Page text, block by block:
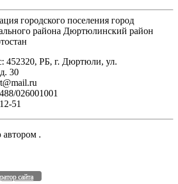
городского поселения город
района Дюртюлинский район
452320, РБ, г. Дюртюли, ул.
30
026001001
51
автором .
сайта